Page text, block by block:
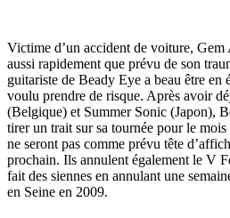
Victime d’un accident de voiture, Gem
aussi rapidement que prévu de son
guitariste de Beady Eye a beau être en
voulu prendre de risque. Après avoir
(Belgique) et Summer Sonic (Japon),
tirer un trait sur sa tournée pour le
ne seront pas comme prévu tête
prochain. Ils annulent également le V
fait des siennes en annulant une
en Seine en 2009.